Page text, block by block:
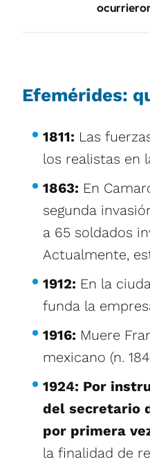
Efemérides:
1811: Las
los realistas en
1863: En
segunda
a 65 soldados
Actualmente,
1912: En la
funda la
1916: Muere
mexicano (n.
1924: Por
del secretario
por primera
la finalidad de